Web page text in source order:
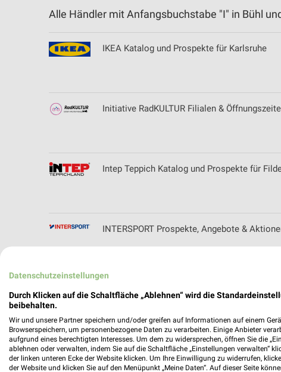
Alle Händler mit Anfangsbuchstabe "I" in Bühl
IKEA Katalog und Prospekte für Karlsruhe
Initiative RadKULTUR Filialen &
Intep Teppich Katalog und Prospekte für
INTERSPORT Prospekte, Angebote &
Datenschutzeinstellungen
Durch Klicken auf die Schaltfläche „Ablehnen“ wird die
beibehalten.
Wir und unsere Partner speichern und/oder greifen auf Informationen auf einem
Browserspeichern, um personenbezogene Daten zu verarbeiten. Einige Anbieter
aufgrund eines berechtigten Interesses. Um dem zu widersprechen, öffnen Sie die
ablehnen oder verwalten, indem Sie auf die Schaltfläche „Einstellungen verwalten“
der linken unteren Ecke der Website klicken. Um Ihre Einwilligung zu widerrufen,
der Website und klicken Sie auf den Menüpunkt „Meine Daten“. Auf dieser Seite